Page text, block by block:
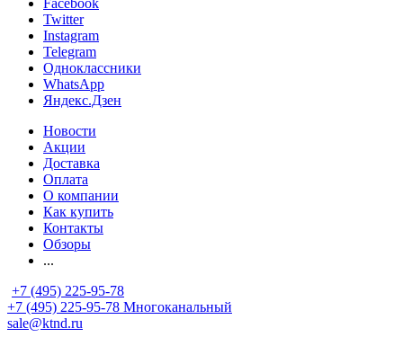
Facebook
Twitter
Instagram
Telegram
Одноклассники
WhatsApp
Яндекс.Дзен
Новости
Акции
Доставка
Оплата
О компании
Как купить
Контакты
Обзоры
...
+7 (495) 225-95-78
+7 (495) 225-95-78 Многоканальный
sale@ktnd.ru